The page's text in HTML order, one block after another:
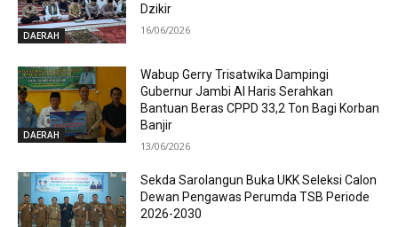
DAERAH
Dzikir
16/06/2026
DAERAH
Wabup Gerry Trisatwika Dampingi
Gubernur Jambi Al Haris Serahkan
Bantuan Beras CPPD 33,2 Ton Bagi Korban
Banjir
13/06/2026
Sekda Sarolangun Buka UKK Seleksi Calon
Dewan Pengawas Perumda TSB Periode
2026-2030